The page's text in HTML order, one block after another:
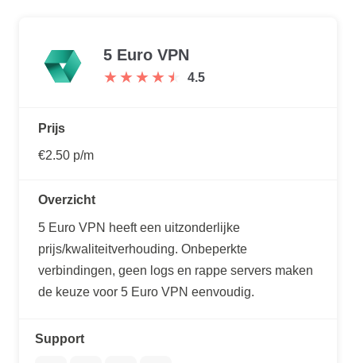
5 Euro VPN
★ ★ ★ ★ ★
★ ★ ★ ★ ★ 4.5
Prijs
€2.50 p/m
Overzicht
5 Euro VPN heeft een uitzonderlijke
prijs/kwaliteitverhouding. Onbeperkte
verbindingen, geen logs en rappe servers maken
de keuze voor 5 Euro VPN eenvoudig.
Support